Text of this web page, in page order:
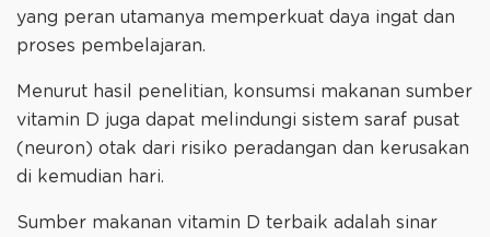
yang peran utamanya memperkuat daya ingat dan
proses pembelajaran.
Menurut hasil penelitian, konsumsi makanan sumber
vitamin D juga dapat melindungi sistem saraf pusat
(neuron) otak dari risiko peradangan dan kerusakan
di kemudian hari.
Sumber makanan vitamin D terbaik adalah sinar